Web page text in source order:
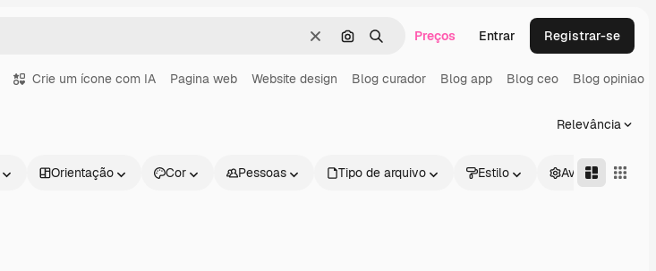
LimparPesquisar por imagem
BuscarPreços Entrar Registrar-se
Crie um ícone com IA Pagina web Website design Blog curador Blog app Blog ceo Blog opiniao
Relevância
Orientação Cor Pessoas Tipo de arquivo Estilo Avançado